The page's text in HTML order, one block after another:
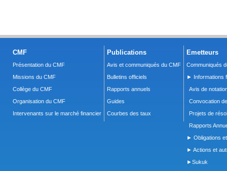
CMF
Présentation du CMF
Missions du CMF
Collège du CMF
Organisation du CMF
Intervenants sur le marché financier
Publications
Avis et communiqués du CMF
Bulletins officiels
Rapports annuels
Guides
Courbes des taux
Emetteurs
Communiqués
► Informations
Avis de
Convocation
Projets de
Rapports
► Obligations
► Actions et
►Sukuk